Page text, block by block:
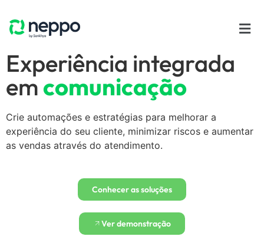
Experiência integrada
emcomunicação
Crie automações e estratégias para melhorar a
experiência do seu cliente, minimizar riscos e aumentar
as vendas através do atendimento.
Conhecer as soluções
Ver demonstração